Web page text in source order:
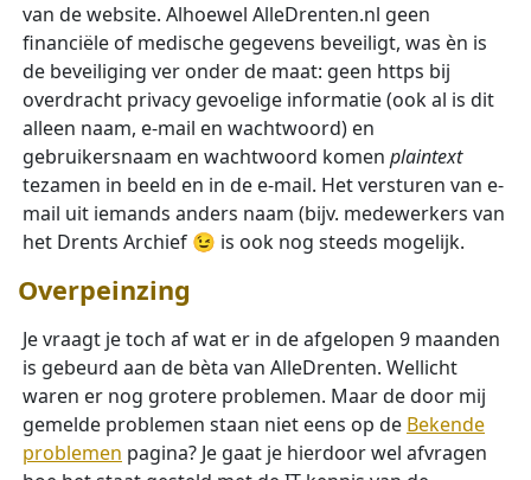
van de website. Alhoewel AlleDrenten.nl geen
financiële of medische gegevens beveiligt, was èn is
de beveiliging ver onder de maat: geen https bij
overdracht privacy gevoelige informatie (ook al is dit
alleen naam, e-mail en wachtwoord) en
gebruikersnaam en wachtwoord komen plaintext
tezamen in beeld en in de e-mail. Het versturen van e-
mail uit iemands anders naam (bijv. medewerkers van
het Drents Archief 😉 is ook nog steeds mogelijk.
Overpeinzing
Je vraagt je toch af wat er in de afgelopen 9 maanden
is gebeurd aan de bèta van AlleDrenten. Wellicht
waren er nog grotere problemen. Maar de door mij
gemelde problemen staan niet eens op de Bekende
problemen pagina? Je gaat je hierdoor wel afvragen